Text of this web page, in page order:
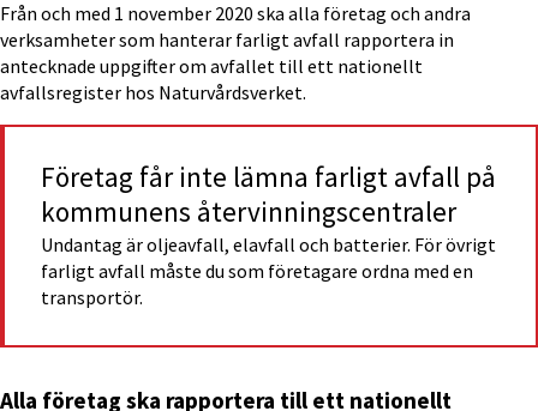
Från och med 1 november 2020 ska alla företag och andra
verksamheter som hanterar farligt avfall rapportera in
antecknade uppgifter om avfallet till ett nationellt
avfallsregister hos Naturvårdsverket.
Företag får inte lämna farligt avfall på
kommunens återvinningscentraler
Undantag är oljeavfall, elavfall och batterier. För övrigt
farligt avfall måste du som företagare ordna med en
transportör.
Alla företag ska rapportera till ett nationellt